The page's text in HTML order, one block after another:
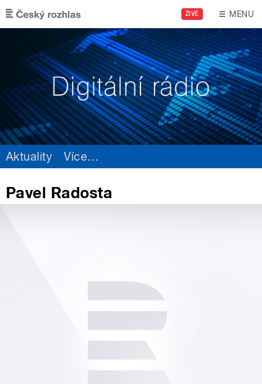
Přejít k hlavnímu obsahu
ŽIVĚ MENU
Aktuality Více…
Pavel Radosta